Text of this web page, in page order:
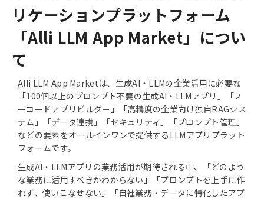
リケーションプラットフォーム
「Alli LLM App Market」につい
て
Alli LLM App Marketは、生成AI・LLMの企業活用に必要な
「100個以上のプロンプト不要の生成AI・LLMアプリ」「ノ
ーコードアプリビルダー」「高精度の企業向け独自RAGシス
テム」「データ連携」「セキュリティ」「プロンプト管理」
などの要素をオールインワンで提供するLLMアプリプラット
フォームです。
生成AI・LLMアプリの業務活用が期待される中、「どのよう
な業務に活用すべきかわからない」「プロンプトを上手に作
れず、使いこなせない」「自社業務・データに特化したアプ